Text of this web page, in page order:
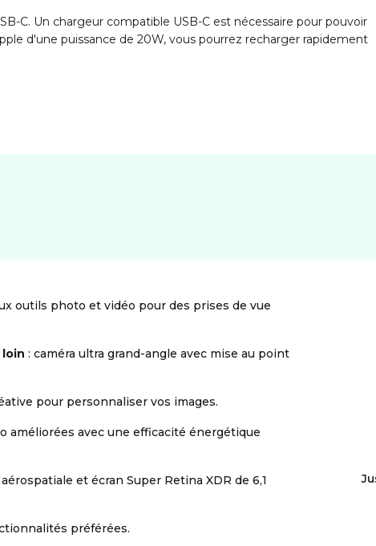
C. Un chargeur compatible USB-C est nécessaire pour pouvoir
d'une puissance de 20W, vous pourrez recharger rapidement
outils photo et vidéo pour des prises de vue
: caméra ultra grand-angle avec mise au point
pour personnaliser vos images.
améliorées avec une efficacité énergétique
et écran Super Retina XDR de 6,1
préférées.